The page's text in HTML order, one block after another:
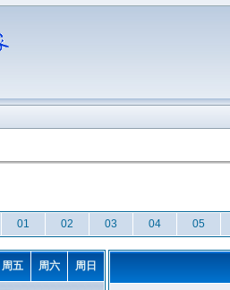
01 02 03 04 05
周五 周六 周日